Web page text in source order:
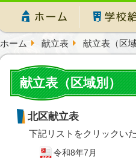
ホーム 献立表 献立表（区
献立表（区域別）
北区献立表
下記リストをクリックい
令和8年7月